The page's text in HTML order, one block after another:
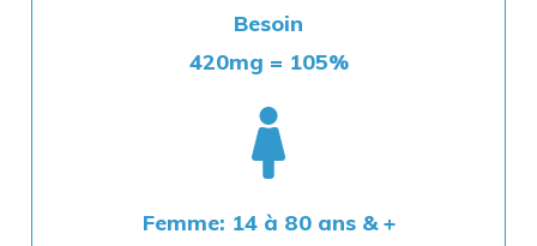
Besoin
420mg = 105%
Femme: 14 à 80 ans & +